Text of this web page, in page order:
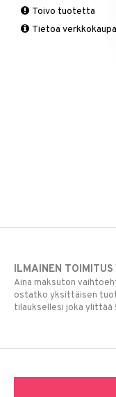
Schizandra
Suorituskyky
Toivo tuotetta
Tietoa
ILMAINEN
Aina maksuton
ostatko yksittäisen
tilauksellesi joka ylittää